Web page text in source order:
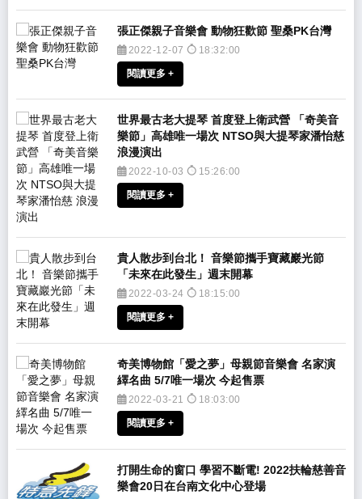
張正傑親子音樂會 動物狂歡節 聖桑PK台灣
2022-12-07 18:32:00
閱讀更多 +
​世界最古老大提琴 首度登上衛武營 「奇美音
樂節」高雄唯一場次 NTSO與大提琴家潘怡慈
浪漫演出
2022-10-03 15:26:00
閱讀更多 +
​貴人散步到台北！ 音樂節攜手寶藏巖光節
「未來在此發生」週末開幕
2022-03-24 18:15:00
閱讀更多 +
奇美博物館「愛之夢」母親節音樂會 名家演
繹名曲 5/7唯一場次 今起售票
2022-03-21 18:03:00
閱讀更多 +
打開生命的窗口 學習不斷電! 2022扶輪慈善音
樂會20日在台南文化中心登場